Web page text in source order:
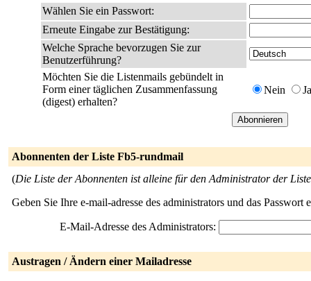
Wählen Sie ein Passwort:
Erneute Eingabe zur Bestätigung:
Welche Sprache bevorzugen Sie zur
Benutzerführung?
Möchten Sie die Listenmails gebündelt in
Form einer täglichen Zusammenfassung
(digest) erhalten?
Nein Ja
Abonnenten der Liste Fb5-rundmail
(Die Liste der Abonnenten ist alleine für den Administrator der
Geben Sie Ihre e-mail-adresse des administrators und das
E-Mail-Adresse des Administrators:
Austragen / Ändern einer Mailadresse